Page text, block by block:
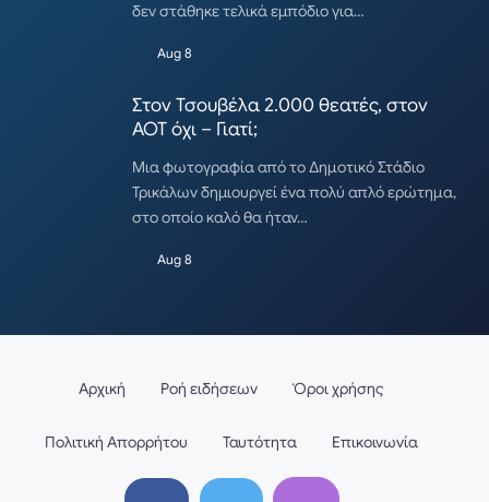
δεν στάθηκε τελικά εμπόδιο για…
Aug 8
Στον Τσουβέλα 2.000 θεατές, στον
ΑΟΤ όχι – Γιατί;
Μια φωτογραφία από το Δημοτικό Στάδιο
Τρικάλων δημιουργεί ένα πολύ απλό ερώτημα,
στο οποίο καλό θα ήταν…
Aug 8
Αρχική Ροή ειδήσεων Όροι χρήσης
Πολιτική Απορρήτου Ταυτότητα Επικοινωνία